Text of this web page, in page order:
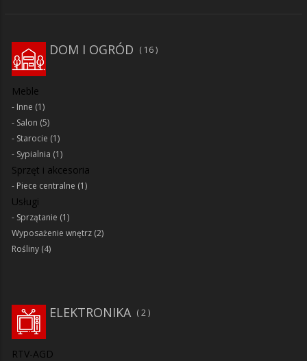
DOM I OGRÓD 16
Meble
Inne (1)
Salon (5)
Starocie (1)
Sypialnia (1)
Sprzęt i akcesoria
Piece centralne (1)
Usługi
Sprzątanie (1)
Wyposażenie wnętrz (2)
Rośliny (4)
2
ELEKTRONIKA
RTV-AGD